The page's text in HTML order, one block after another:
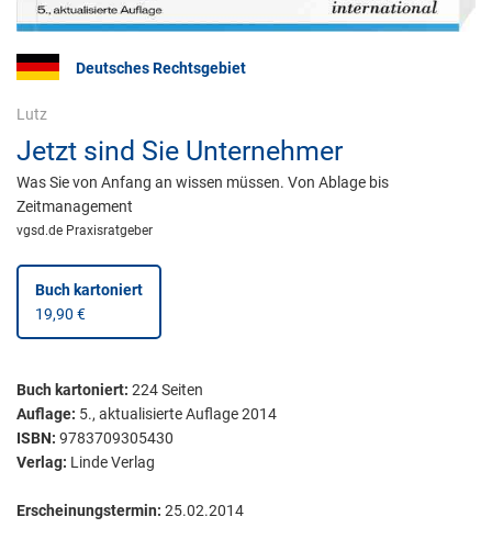
Deutsches Rechtsgebiet
Lutz
Jetzt sind Sie Unternehmer
Was Sie von Anfang an wissen müssen. Von Ablage bis
Zeitmanagement
vgsd.de Praxisratgeber
Buch kartoniert
19,90 €
Buch kartoniert: 224Seiten
Auflage: 5., aktualisierte Auflage 2014
ISBN: 9783709305430
Verlag: Linde Verlag
Erscheinungstermin: 25.02.2014